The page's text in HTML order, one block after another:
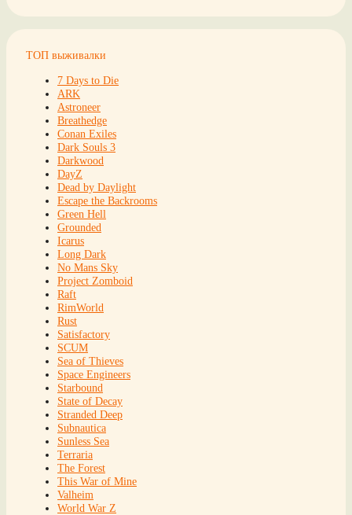
ТОП выживалки
7 Days to Die
ARK
Astroneer
Breathedge
Conan Exiles
Dark Souls 3
Darkwood
DayZ
Dead by Daylight
Escape the Backrooms
Green Hell
Grounded
Icarus
Long Dark
No Mans Sky
Project Zomboid
Raft
RimWorld
Rust
Satisfactory
SCUM
Sea of Thieves
Space Engineers
Starbound
State of Decay
Stranded Deep
Subnautica
Sunless Sea
Terraria
The Forest
This War of Mine
Valheim
World War Z